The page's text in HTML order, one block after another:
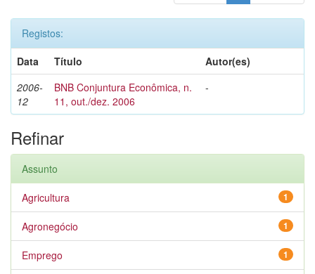
Registos:
Data
Título
Autor(es)
2006-
12
BNB Conjuntura Econômica, n.
11, out./dez. 2006
-
Refinar
Assunto
1
Agricultura
1
Agronegócio
1
Emprego